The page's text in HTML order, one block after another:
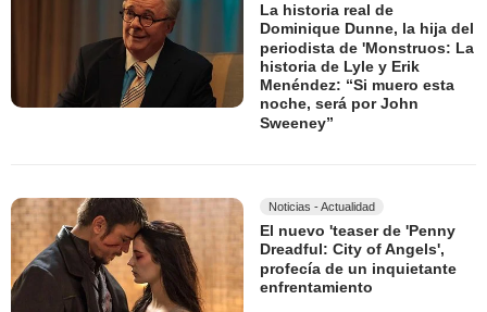
La historia real de
Dominique Dunne, la hija del
periodista de 'Monstruos: La
historia de Lyle y Erik
Menéndez: “Si muero esta
noche, será por John
Sweeney”
Noticias - Actualidad
El nuevo 'teaser de 'Penny
Dreadful: City of Angels',
profecía de un inquietante
enfrentamiento